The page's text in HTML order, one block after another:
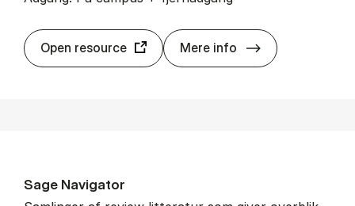
Open resource Mere info Sage Jour­nals
Sage Navi­ga­tor